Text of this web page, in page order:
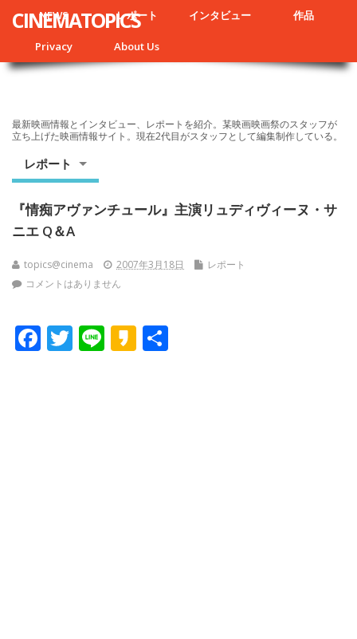
NEWS レポート インタビュー 作品
Privacy About Us
CINEMATOPICS
最新映画情報とインタビュー、レポートを紹介。某映画映画祭のスタッフが
立ち上げた映画情報サイト。現在2代目がスタッフとして編集制作している。
レポート
『情痴アヴァンチュール』主演リュディヴィーヌ・サ
ニエ Q＆A
topics@cinema 2007年3月18日
レポート
コメントはありません
F T Li K